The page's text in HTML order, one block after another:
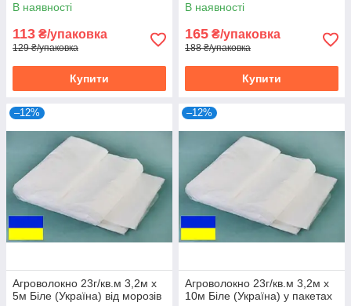
В наявності
113 ₴/упаковка
129 ₴/упаковка
Купити
В наявності
165 ₴/упаковка
188 ₴/упаковка
Купити
–12%
Агроволокно 23г/кв.м 3,2м х
5м Біле (Україна) від морозів
–12%
Агроволокно 23г/кв.м 3,2м х
10м Біле (Україна) у пакетах